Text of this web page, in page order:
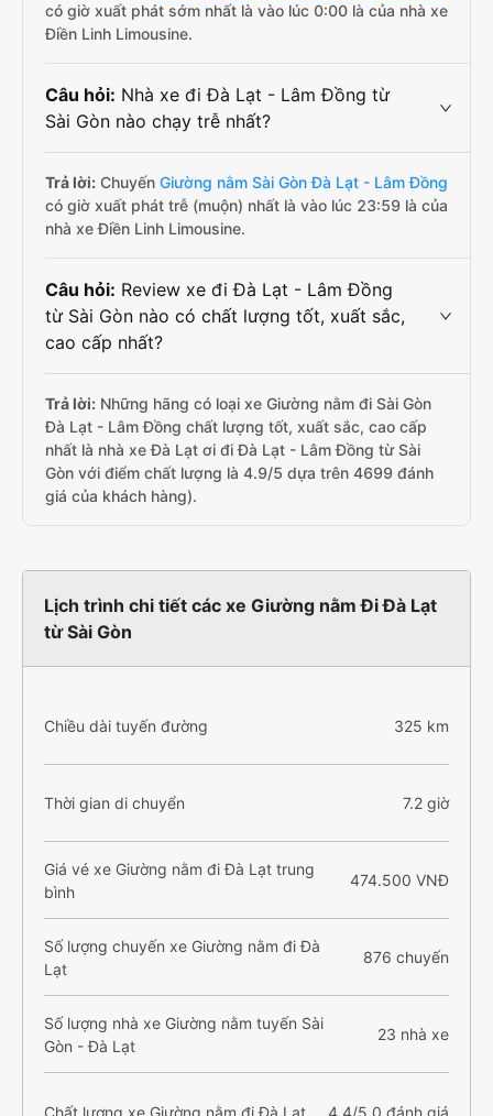
có giờ xuất phát sớm nhất là vào lúc 0:00 là của nhà xe
Điền Linh Limousine.
Câu hỏi: Nhà xe đi Đà Lạt - Lâm Đồng từ
Sài Gòn nào chạy trễ nhất?
Trả lời: Chuyến Giường nằm Sài Gòn Đà Lạt - Lâm Đồng
có giờ xuất phát trễ (muộn) nhất là vào lúc 23:59 là của
nhà xe Điền Linh Limousine.
Câu hỏi: Review xe đi Đà Lạt - Lâm Đồng
từ Sài Gòn nào có chất lượng tốt, xuất sắc,
cao cấp nhất?
Trả lời: Những hãng có loại xe Giường nằm đi Sài Gòn
Đà Lạt - Lâm Đồng chất lượng tốt, xuất sắc, cao cấp
nhất là nhà xe Đà Lạt ơi đi Đà Lạt - Lâm Đồng từ Sài
Gòn với điểm chất lượng là 4.9/5 dựa trên 4699 đánh
giá của khách hàng).
Lịch trình chi tiết các xe Giường nằm Đi Đà Lạt
từ Sài Gòn
Chiều dài tuyến đường 325 km
Thời gian di chuyển 7.2 giờ
Giá vé xe Giường nằm đi Đà Lạt trung
bình
474.500 VNĐ
Số lượng chuyến xe Giường nằm đi Đà
Lạt
876 chuyến
Số lượng nhà xe Giường nằm tuyến Sài
Gòn - Đà Lạt
23 nhà xe
Chất lượng xe Giường nằm đi Đà Lạt 4.4/5.0 đánh giá